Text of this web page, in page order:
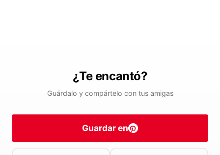
¿Te encantó?
Guárdalo y compártelo con tus amigas
Guardar en